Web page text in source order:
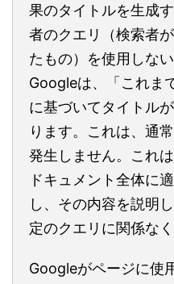
果のタイトルを生成
者のクエリ（検索者
たもの）を使用しな
Googleは、「これま
に基づいてタイトル
ります。これは、通
発生しません。これ
ドキュメント全体に
し、その内容を説明
定のクエリに関係なく
Googleがページに使